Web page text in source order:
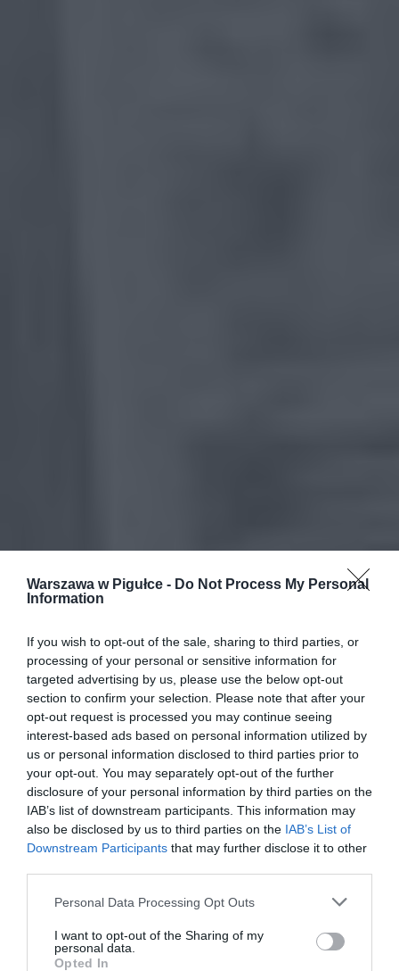
Warszawa w Pigułce - Do Not Process My Personal
Information
If you wish to opt-out of the sale, sharing to third parties, or
processing of your personal or sensitive information for
targeted advertising by us, please use the below opt-out
section to confirm your selection. Please note that after your
opt-out request is processed you may continue seeing
interest-based ads based on personal information utilized by
us or personal information disclosed to third parties prior to
your opt-out. You may separately opt-out of the further
disclosure of your personal information by third parties on the
IAB’s list of downstream participants. This information may
also be disclosed by us to third parties on the IAB’s List of
Downstream Participants that may further disclose it to other
Personal Data Processing Opt Outs
I want to opt-out of the Sharing of my
personal data.
Opted In